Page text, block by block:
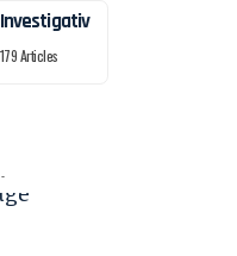
Investigativ
179 Articles